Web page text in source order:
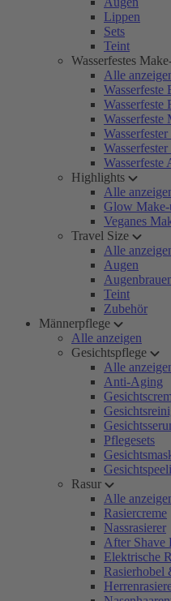
Lippen
Sets
Teint
Wasserfestes
Alle
Wasserfeste
Wasserfeste
Wasserfeste
Wasserfeste
Highlights
Alle
Glow
Veganes
Travel Size
Alle
Augen
Teint
Zubehör
Männerpflege
Alle anzeigen
Gesichtspflege
Alle
Anti-Aging
Pflegesets
Rasur
Alle
Rasiercreme
Nassrasierer
After Shave
Elektrische
Rasierhobel